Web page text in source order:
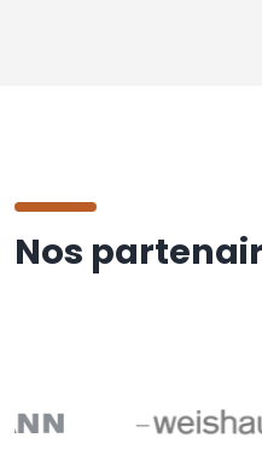
Nos